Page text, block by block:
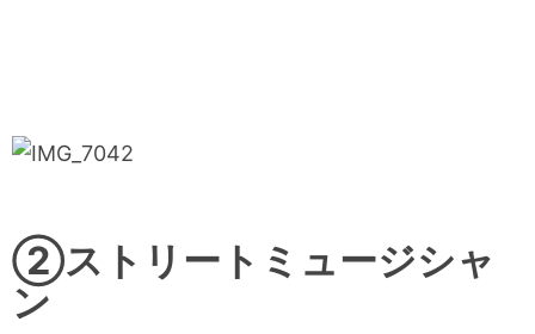
②ストリートミュージシャ
ン